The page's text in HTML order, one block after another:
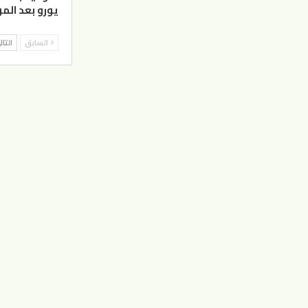
يورو بعد
السابق